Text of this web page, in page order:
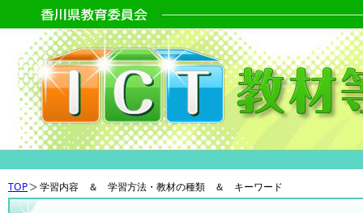
TOP 学習内容 ＆ 学習方法・教材の種類 ＆ キーワード